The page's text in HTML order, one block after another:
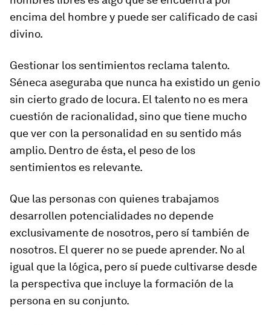
encima del hombre y puede ser calificado de casi
divino.
Gestionar los sentimientos reclama talento.
Séneca aseguraba que nunca ha existido un genio
sin cierto grado de locura. El talento no es mera
cuestión de racionalidad, sino que tiene mucho
que ver con la personalidad en su sentido más
amplio. Dentro de ésta, el peso de los
sentimientos es relevante.
Que las personas con quienes trabajamos
desarrollen potencialidades no depende
exclusivamente de nosotros, pero sí también de
nosotros. El querer no se puede aprender. No al
igual que la lógica, pero sí puede cultivarse desde
la perspectiva que incluye la formación de la
persona en su conjunto.